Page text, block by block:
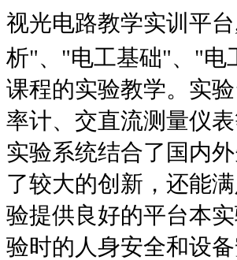
视光电路教学实训平
析"、 "电工基础"、 "电
课程的实验教学。实
率计、交直流测量仪
实验系统结合了国内
了较大的创新，还能
验提供良好的平台本
验时的人身安全和设